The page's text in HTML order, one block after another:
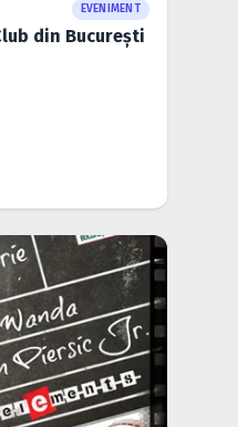
EVENIMENT
din Bucureşti